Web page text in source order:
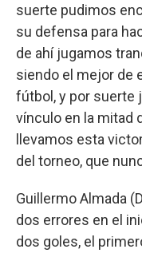
suerte pudimos
su defensa para
de ahí jugamos
siendo el mejor de
fútbol, y por suerte
vínculo en la mitad
llevamos esta
del torneo, que
Guillermo Almada
dos errores en el
dos goles, el